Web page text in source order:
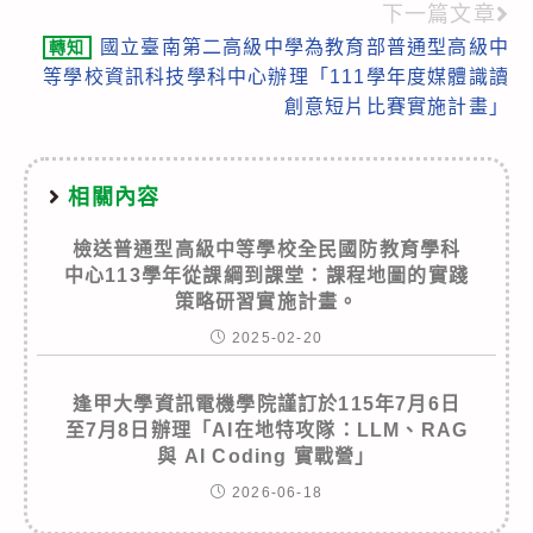
下一篇文章
轉知
國立臺南第二高級中學為教育部普通型高級中
等學校資訊科技學科中心辦理「111學年度媒體識讀
創意短片比賽實施計畫」
相關內容
檢送普通型高級中等學校全民國防教育學科
中心113學年從課綱到課堂：課程地圖的實踐
策略研習實施計畫。
2025-02-20
逢甲大學資訊電機學院謹訂於115年7月6日
至7月8日辦理「AI在地特攻隊：LLM、RAG
與 AI Coding 實戰營」
2026-06-18